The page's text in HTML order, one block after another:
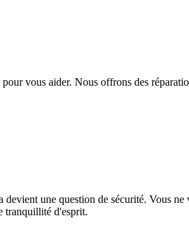
vous aider. Nous offrons des
une question de sécurité. Vous
tranquillité d'esprit.